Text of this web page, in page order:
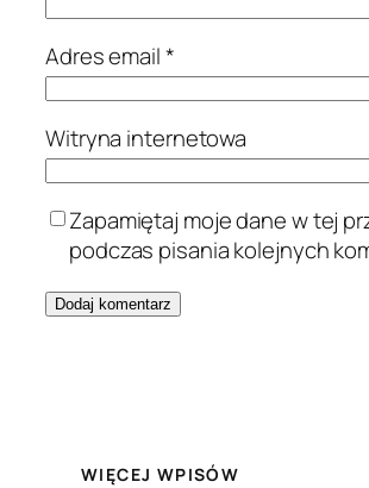
Adres email*
Witryna internetowa
Zapamiętaj moje dane w tej
podczas pisania kolejnych
WIĘCEJ WPISÓW